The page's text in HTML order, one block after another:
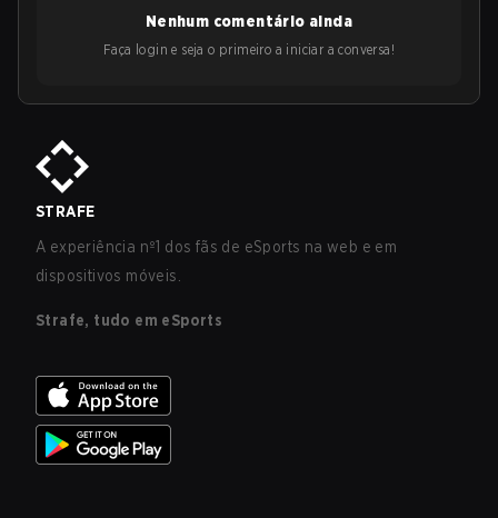
Nenhum comentário ainda
Faça login e seja o primeiro a iniciar a conversa!
STRAFE
A experiência nº1 dos fãs de eSports na web e em
dispositivos móveis.
Strafe, tudo em eSports